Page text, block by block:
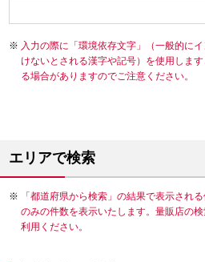
入力の際に「環境依存文字」（一般的に
けないとされる漢字や記号）を使用しま
る場合がありますのでご注意ください。
エリアで検索
「都道府県から検索」の結果で表示され
のみの件数を表示いたします。量販店の
利用ください。